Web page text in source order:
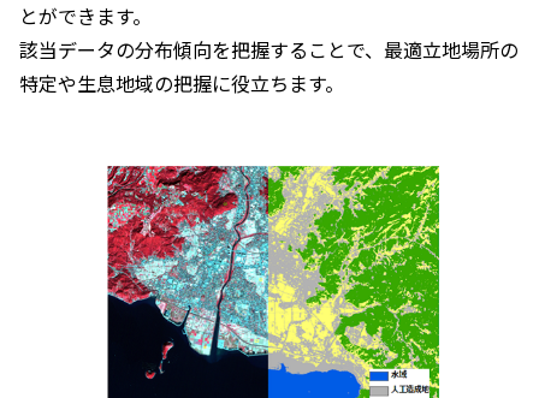
とができます。
該当データの分布傾向を把握することで、最適立地場所の
特定や生息地域の把握に役立ちます。